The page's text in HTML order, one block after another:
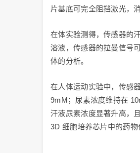
片基底可完全阻挡激光，
在体实验测得，传感器的
溶液，传感器的拉曼信号
体的分析。
在人体运动实验中，传感
9mM；尿素浓度维持在
汗液尿素浓度显著升高，
3D 细胞培养芯片中的药物